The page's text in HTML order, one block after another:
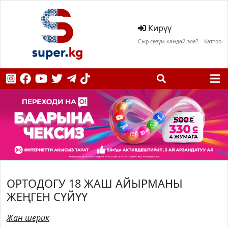
Кирүү
Сыр сөзүм кандай эле? Каттоо
ОРТОДОГУ 18 ЖАШ АЙЫРМАНЫ
ЖЕҢГЕН СҮЙҮҮ
Жан шерик